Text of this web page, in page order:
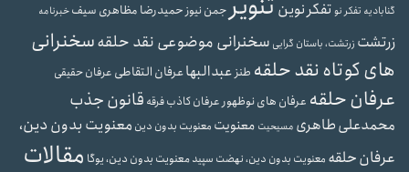
گنابادیه تفکر نوتفکر نوین جمن نیوزحمیدرضا مظاهری سیفخبرنامه
زرتشت زرتشت، باستان گرایی سخنرانی موضوعی نقد حلقهسخنرانی
های کوتاه نقد حلقه طنزعبدالبهاعرفان التقاطی عرفان حقیقی
عرفان حلقه عرفان های نوظهورعرفان کاذبفرقه قانون جذب
محمدعلی طاهری مسیحیت معنویت معنویت بدون دین معنویت بدون دین،
عرفان حلقه معنویت بدون دین، نهضت سپیدمعنویت بدون دین، یوگا مقالات